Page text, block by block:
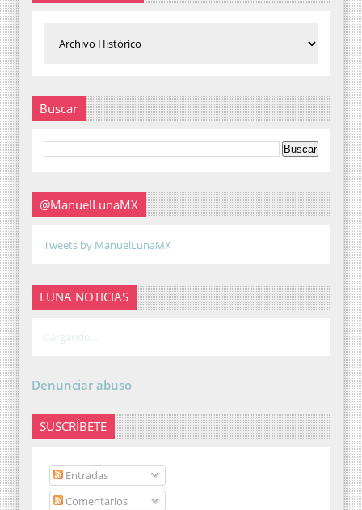
Buscar
@ManuelLunaMX
Tweets by ManuelLunaMX
LUNA NOTICIAS
Cargando...
Denunciar abuso
SUSCRÍBETE
Entradas
Comentarios